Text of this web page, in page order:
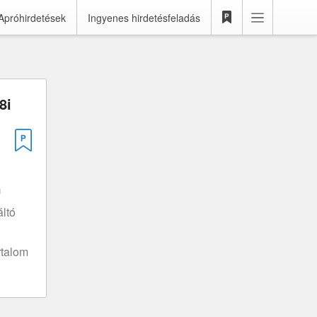
Ingyenes hirdetésfeladás